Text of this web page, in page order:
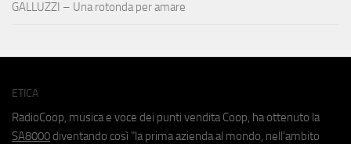
GALLUZZI – Una rotonda per amare
ETICA
RadioCoop, musica e voce dei punti vendita Coop, ha ottenuto la
SA8000 diventando così "la prima azienda al mondo, nell'ambito